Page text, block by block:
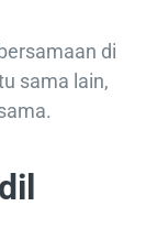
di
sama lain,